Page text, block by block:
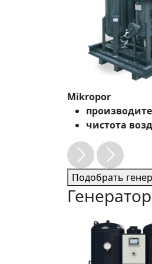
Mikropor
чистота
Подобрать